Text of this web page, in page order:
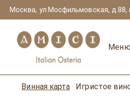
Москва, ул.Мосфильмовская, д.88,
Меню
Винная карта Игристое